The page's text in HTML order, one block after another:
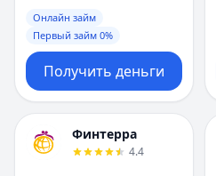
Онлайн займ
Первый займ 0%
Получить деньги
Финтерра
4.4